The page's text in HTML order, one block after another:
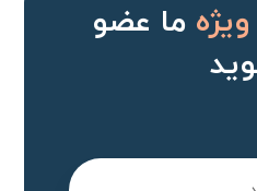
ویژهما عضو